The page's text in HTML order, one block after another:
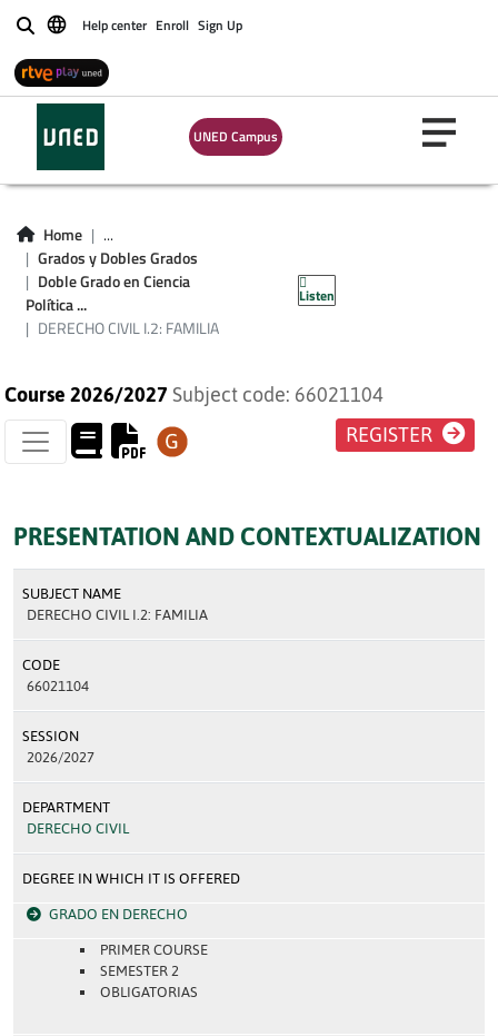
BuscarHelp center Enroll Sign Up
UNED Campus
Home
...
Grados y Dobles Grados
Doble Grado en Ciencia
Política ...
DERECHO CIVIL I.2: FAMILIA
Listen
DERECHO CIVIL I.2:
FAMILIA
Course 2026/2027 Subject code: 66021104
REGISTER
PRESENTATION AND CONTEXTUALIZATION
SUBJECT NAME
DERECHO CIVIL I.2: FAMILIA
CODE
66021104
SESSION
2026/2027
DEPARTMENT
DERECHO CIVIL
DEGREE IN WHICH IT IS OFFERED
GRADO EN DERECHO
PRIMER COURSE
SEMESTER 2
OBLIGATORIAS